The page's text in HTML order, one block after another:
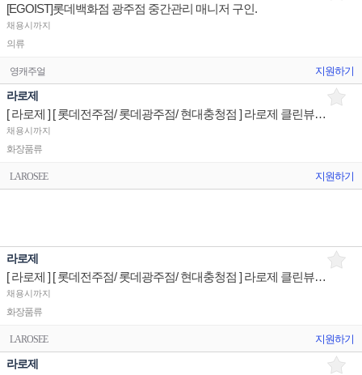
[EGOIST]롯데백화점 광주점 중간관리 매니저 구인.
채용시까지
의류
영캐주얼 지원하기
라로제
[ 라로제 ] [ 롯데전주점/ 롯데광주점/ 현대충청점 ] 라로제 클린뷰티 세일즈서포트 매장판매사원1
채용시까지
화장품류
LAROSEE 지원하기
라로제
[ 라로제 ] [ 롯데전주점/ 롯데광주점/ 현대충청점 ] 라로제 클린뷰티 세일즈스탭 매장판매사원
채용시까지
화장품류
LAROSEE 지원하기
라로제